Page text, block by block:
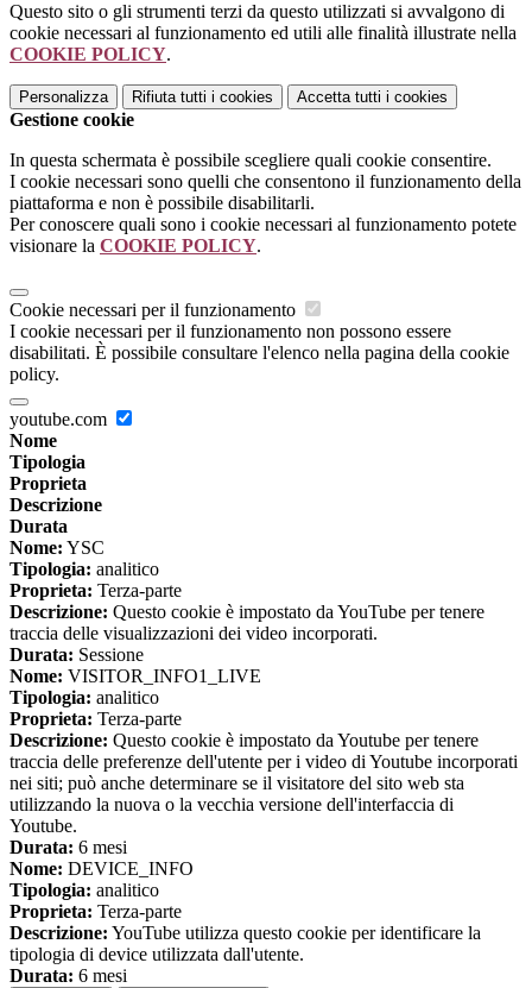
Questo sito o gli strumenti terzi da questo utilizzati si avvalgono di
cookie necessari al funzionamento ed utili alle finalità illustrate nella
COOKIE POLICY.
Personalizza Rifiuta tutti i cookies Accetta tutti i cookies
Gestione cookie
In questa schermata è possibile scegliere quali cookie consentire.
I cookie necessari sono quelli che consentono il funzionamento della
piattaforma e non è possibile disabilitarli.
Per conoscere quali sono i cookie necessari al funzionamento potete
visionare la COOKIE POLICY.
Cookie necessari per il funzionamento
I cookie necessari per il funzionamento non possono essere
disabilitati. È possibile consultare l'elenco nella pagina della cookie
policy.
youtube.com
Nome
Tipologia
Proprieta
Descrizione
Durata
Nome: YSC
Tipologia: analitico
Proprieta: Terza-parte
Descrizione: Questo cookie è impostato da YouTube per tenere
traccia delle visualizzazioni dei video incorporati.
Durata: Sessione
Nome: VISITOR_INFO1_LIVE
Tipologia: analitico
Proprieta: Terza-parte
Descrizione: Questo cookie è impostato da Youtube per tenere
traccia delle preferenze dell'utente per i video di Youtube incorporati
nei siti; può anche determinare se il visitatore del sito web sta
utilizzando la nuova o la vecchia versione dell'interfaccia di
Youtube.
Durata: 6 mesi
Nome: DEVICE_INFO
Tipologia: analitico
Proprieta: Terza-parte
Descrizione: YouTube utilizza questo cookie per identificare la
tipologia di device utilizzata dall'utente.
Durata: 6 mesi